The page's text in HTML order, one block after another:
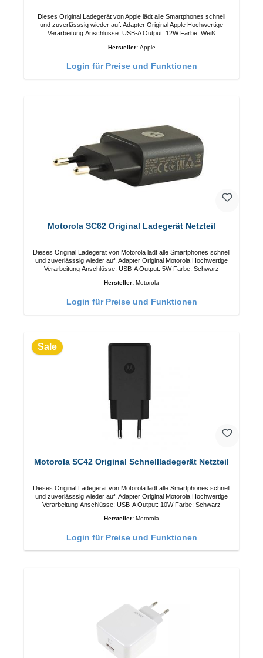
Dieses Original Ladegerät von Apple lädt alle Smartphones schnell
und zuverlässsig wieder auf. Adapter Original Apple Hochwertige
Verarbeitung Anschlüsse: USB-A Output: 12W Farbe: Weiß
Hersteller: Apple
Login für Preise und Funktionen
Motorola SC62 Original Ladegerät Netzteil
Dieses Original Ladegerät von Motorola lädt alle Smartphones schnell
und zuverlässsig wieder auf. Adapter Original Motorola Hochwertige
Verarbeitung Anschlüsse: USB-A Output: 5W Farbe: Schwarz
Hersteller: Motorola
Login für Preise und Funktionen
Sale
Motorola SC42 Original Schnellladegerät Netzteil
Dieses Original Ladegerät von Motorola lädt alle Smartphones schnell
und zuverlässsig wieder auf. Adapter Original Motorola Hochwertige
Verarbeitung Anschlüsse: USB-A Output: 10W Farbe: Schwarz
Hersteller: Motorola
Login für Preise und Funktionen